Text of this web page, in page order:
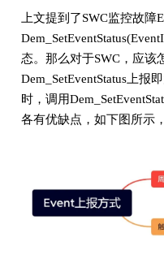
上文提到了SWC监控故
态。那么对于SWC，应该
Dem_SetEventStatus上报
时，调用
各有优缺点，如下图所示